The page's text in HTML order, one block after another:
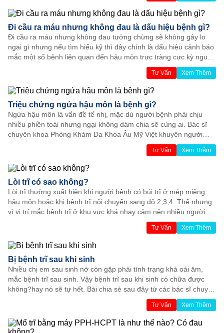
Đi cầu ra máu nhưng không đau là dấu hiệu bệnh gì?
Đi cầu ra máu nhưng không đau tưởng chừng sẽ không gây lo
ngại gì nhưng nếu tìm hiểu kỹ thì đây chính là dấu hiệu cảnh báo
mắc một số bệnh liên quan đến hậu môn trực tràng cực kỳ nguy
hiểm. Chính vì thế, khi thấy mình có triệu chứng đi cầu ra máu
nhưng không đau thì người bệnh không nên chủ quan.
Tư Vấn Xem Thêm
Triệu chứng ngứa hậu môn là bệnh gì?
Ngứa hậu môn là vấn đề tế nhị, mặc dù người bệnh phải chịu
nhiều phiền toái nhưng ngại không dám chia sẽ cùng ai. Bác sĩ
chuyên khoa Phòng Khám Đa Khoa Âu Mỹ Việt khuyên người
bệnh không nên quá chủ quan, bởi ngứa hậu môn không chỉ đơn
giản là vệ sinh không sạch sẽ mà còn là triệu chứng của nhiều
bệnh lý vùng hậu môn nguy hiểm.
Tư Vấn Xem Thêm
Lòi trĩ có sao không?
Lòi trĩ thường xuất hiện khi người bệnh có búi trĩ ở mép miệng
hậu môn hoặc khi bệnh trĩ nội chuyển sang độ 2,3,4. Thế nhưng
vì vị trí mắc bệnh trĩ ở khu vực khá nhạy cảm nên nhiều người
bệnh e ngại không dám đi khám và tự hỏi không biết lòi trĩ có sao
Tư Vấn Xem Thêm
Bị bệnh trĩ sau khi sinh
Nhiều chị em sau sinh nở còn gặp phải tình trạng khá oái ăm,
mắc bệnh trĩ sau sinh. Vậy bệnh trĩ sau khi sinh có chữa được
không?hay nó sẽ tự hết. Bài chia sẻ sau đây từ các bác sĩ chuyên
khoa của Đa khoa Âu Mỹ Việt sẽ giúp các bạn giải đáp mối băn
Tư Vấn Xem Thêm